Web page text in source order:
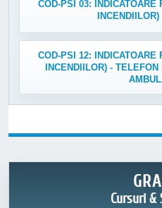
COD-PSI 03: INDICATOARE
COD-PSI 12: INDICATOARE
INCENDIILOR) -
Cursuri &